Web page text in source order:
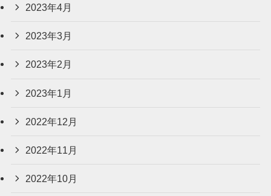
2023年4月
2023年3月
2023年2月
2023年1月
2022年12月
2022年11月
2022年10月